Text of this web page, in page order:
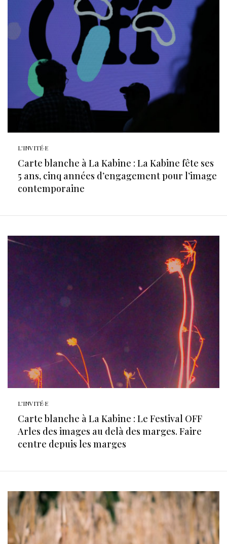
L'INVITÉ·E
Carte blanche à La Kabine : La Kabine fête ses
5 ans, cinq années d’engagement pour l’image
contemporaine
L'INVITÉ·E
Carte blanche à La Kabine : Le Festival OFF
Arles des images au delà des marges. Faire
centre depuis les marges